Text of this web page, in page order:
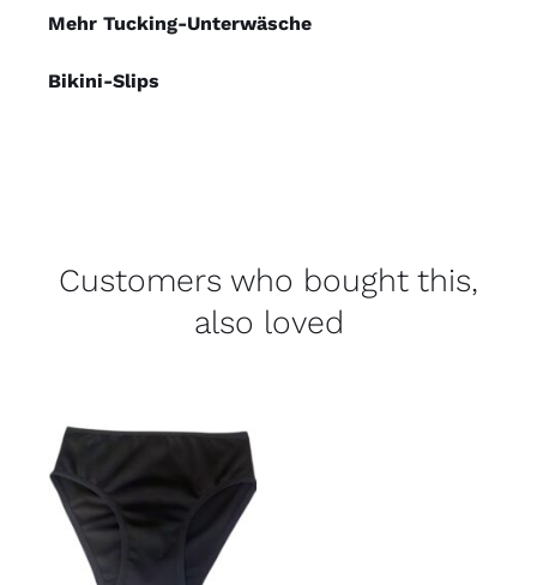
Mehr Tucking-Unterwäsche
Bikini-Slips
Customers who bought this,
also loved